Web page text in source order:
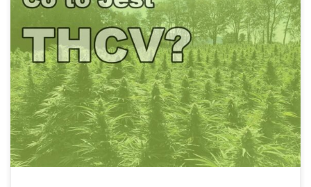
THCV cieszy się rosnącą popularnością. Naukowcy dokonują
kolejnych badań z […]